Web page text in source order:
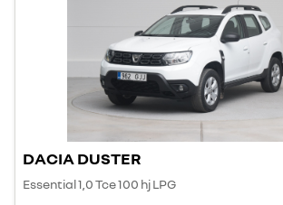
DACIA DUSTER
Essential 1,0 Tce 100 hj LPG